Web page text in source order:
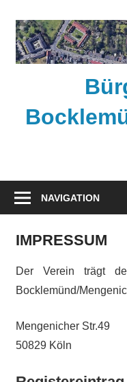
Inhalt
springen
Bocklemünd-
NAVIGATION
IMPRESSUM
Der Verein trägt
Bocklemünd/
Mengenicher Str.49
50829 Köln